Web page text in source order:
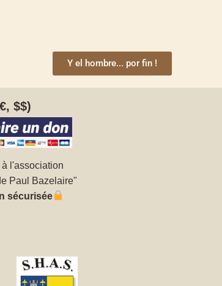
Y el hombre... por fin !
$$)
à l'association
Paul Bazelaire"
sécurisée